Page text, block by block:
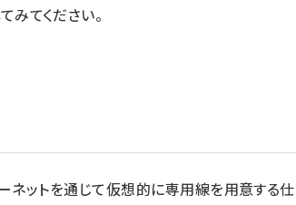
みてください。
ネットを通じて仮想的に専用線を用意する仕